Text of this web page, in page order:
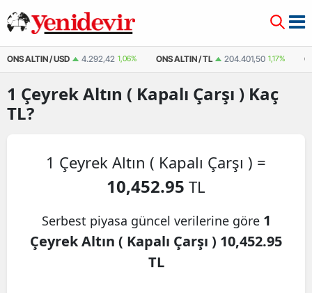
ONS ALTIN / USD 4.292,42 1,06% ONS ALTIN / TL 204.401,50 1,17%
1 Çeyrek Altın ( Kapalı Çarşı ) Kaç
TL?
1 Çeyrek Altın ( Kapalı Çarşı ) =
10,452.95 TL
Serbest piyasa güncel verilerine göre 1
Çeyrek Altın ( Kapalı Çarşı ) 10,452.95
TL